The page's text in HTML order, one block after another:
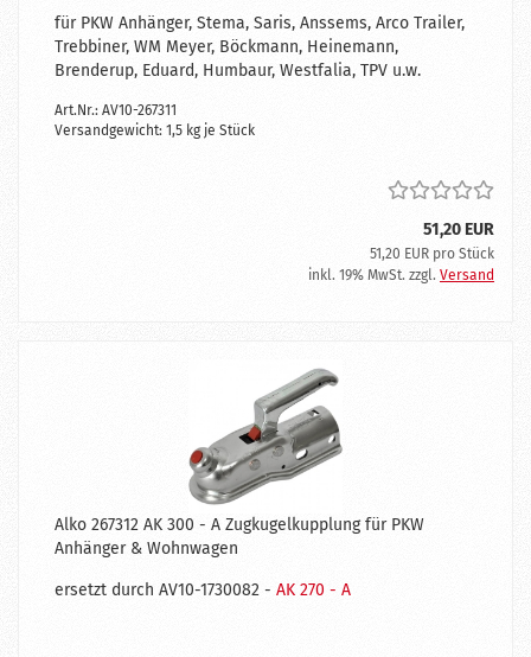
für PKW Anhänger, Stema, Saris, Anssems, Arco Trailer,
Trebbiner, WM Meyer, Böckmann, Heinemann,
Brenderup, Eduard, Humbaur, Westfalia, TPV u.w.
Art.Nr.: AV10-267311
Versandgewicht: 1,5 kg je Stück
51,20 EUR
51,20 EUR pro Stück
inkl. 19% MwSt. zzgl. Versand
Alko 267312 AK 300 - A Zugkugelkupplung für PKW
Anhänger & Wohnwagen
ersetzt durch AV10-1730082 - AK 270 - A